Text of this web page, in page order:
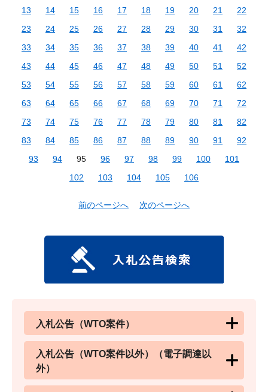
13
14 15 16 17 18 19 20 21
22
23
24 25 26 27 28 29 30 31
32
33
34 35 36 37 38 39 40 41
42
43
44 45 46 47 48 49 50 51
52
53
54 55 56 57 58 59 60 61
62
63
64 65 66 67 68 69 70 71
72
73
74 75 76 77 78 79 80 81
82
83
84 85 86 87 88 89 90 91
92
93
94 95 96 97 98 99 100
101
102
103 104 105 106
前のページへ 次のページへ
入札公告（WTO案件）
入札公告（WTO案件以外）（電子調達以
外）